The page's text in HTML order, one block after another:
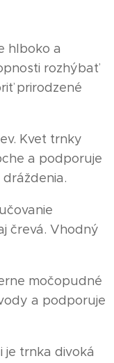
hlboko a
rozhýbať
prirodzené
Kvet trnky
a podporuje
črevá. Vhodný
močopudné
a podporuje
je trnka divoká